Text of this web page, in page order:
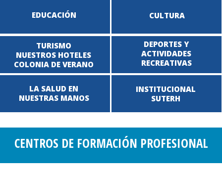
EDUCACIÓN CULTURA
TURISMO
NUESTROS HOTELES
COLONIA DE VERANO
DEPORTES Y
ACTIVIDADES
RECREATIVAS
LA SALUD EN
NUESTRAS MANOS
INSTITUCIONAL
SUTERH
CENTROS DE FORMACIÓN PROFESIONAL